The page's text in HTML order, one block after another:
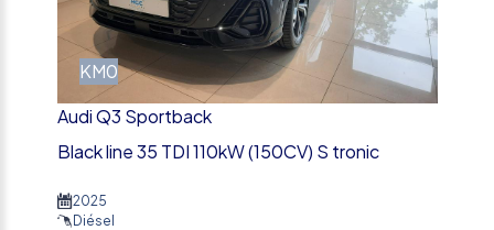
KM0
Audi Q3 Sportback
Black line 35 TDI 110kW (150CV) S tronic
2025
Diésel